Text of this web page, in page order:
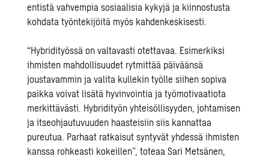
entistä vahvempia sosiaalisia kykyjä ja kiinnostusta
kohdata työntekijöitä myös kahdenkeskisesti.
“Hybridityössä on valtavasti otettavaa. Esimerkiksi
ihmisten mahdollisuudet rytmittää päiväänsä
joustavammin ja valita kullekin työlle siihen sopiva
paikka voivat lisätä hyvinvointia ja työmotivaatiota
merkittävästi. Hybridityön yhteisöllisyyden, johtamisen
ja itseohjautuvuuden haasteisiin siis kannattaa
pureutua. Parhaat ratkaisut syntyvät yhdessä ihmisten
kanssa rohkeasti kokeillen”, toteaa Sari Metsänen,